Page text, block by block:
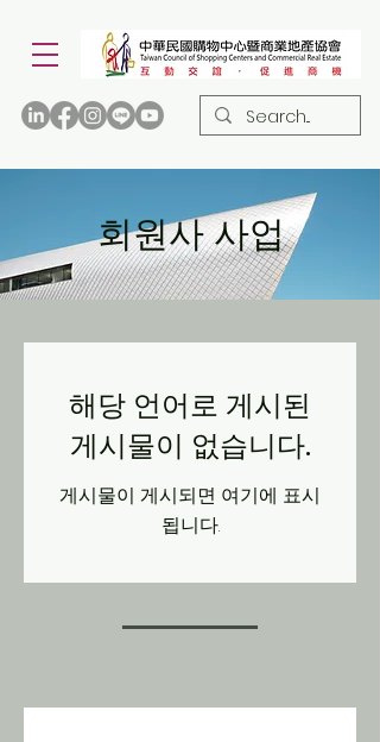
회원사 사업
해당 언어로 게시된
게시물이 없습니다.
게시물이 게시되면 여기에 표시
됩니다.